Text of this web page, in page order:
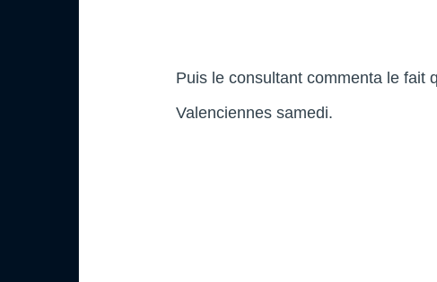
Puis le consultant commenta le fait
Valenciennes samedi.